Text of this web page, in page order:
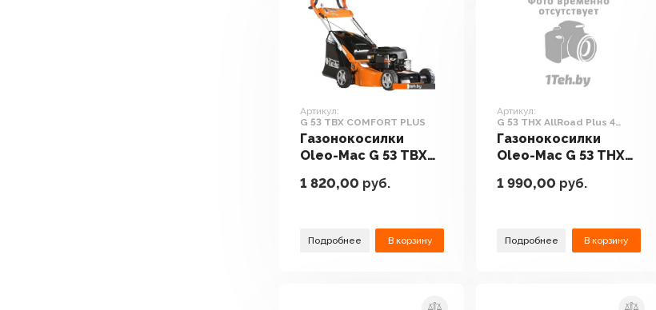
Артикул:
G 53 TBX COMFORT PLUS
Газонокосилки
Oleo-Mac G 53 TBX
1 820,00 руб.
Подробнее В корзину
Артикул:
G 53 THX AllRoad Plus 4
(2026)
Газонокосилки
Oleo-Mac G 53 THX
1 990,00 руб.
Подробнее В корзину